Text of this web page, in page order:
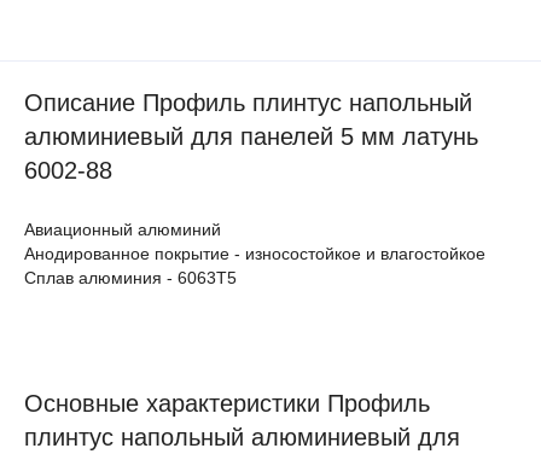
Описание Профиль плинтус напольный
алюминиевый для панелей 5 мм латунь
6002-88
Авиационный алюминий
Анодированное покрытие - износостойкое и влагостойкое
Сплав алюминия - 6063Т5
Основные характеристики Профиль
плинтус напольный алюминиевый для